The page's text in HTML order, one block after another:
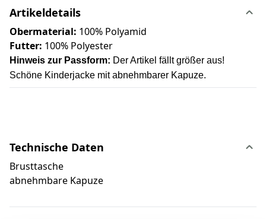
Artikeldetails
Obermaterial: 100% Polyamid
Futter: 100% Polyester
Hinweis zur Passform: Der Artikel fällt größer aus!
Schöne Kinderjacke mit abnehmbarer Kapuze.
Technische Daten
Brusttasche
abnehmbare Kapuze